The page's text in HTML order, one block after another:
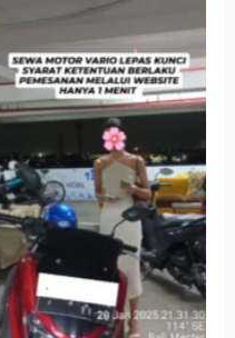
Cityplaza
Jatinegara Gedung
Parkir P6A